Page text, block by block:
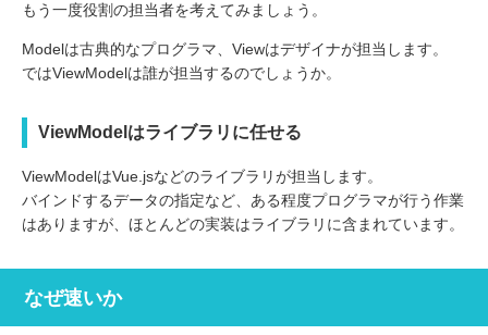
もう一度役割の担当者を考えてみましょう。
Modelは古典的なプログラマ、Viewはデザイナが担当します。
ではViewModelは誰が担当するのでしょうか。
ViewModelはライブラリに任せる
ViewModelはVue.jsなどのライブラリが担当します。
バインドするデータの指定など、ある程度プログラマが行う作業
はありますが、ほとんどの実装はライブラリに含まれています。
なぜ速いか